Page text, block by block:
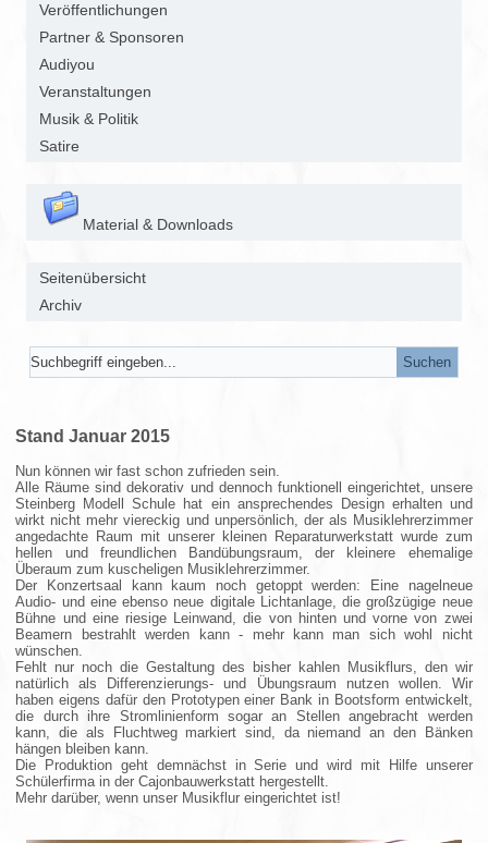
Veröffentlichungen
Partner & Sponsoren
Audiyou
Veranstaltungen
Musik & Politik
Satire
Material & Downloads
Seitenübersicht
Archiv
Stand Januar 2015
Nun können wir fast schon zufrieden sein.
Alle Räume sind dekorativ und dennoch funktionell eingerichtet, unsere
Steinberg Modell Schule hat ein ansprechendes Design erhalten und
wirkt nicht mehr viereckig und unpersönlich, der als Musiklehrerzimmer
angedachte Raum mit unserer kleinen Reparaturwerkstatt wurde zum
hellen und freundlichen Bandübungsraum, der kleinere ehemalige
Überaum zum kuscheligen Musiklehrerzimmer.
Der Konzertsaal kann kaum noch getoppt werden: Eine nagelneue
Audio- und eine ebenso neue digitale Lichtanlage, die großzügige neue
Bühne und eine riesige Leinwand, die von hinten und vorne von zwei
Beamern bestrahlt werden kann - mehr kann man sich wohl nicht
wünschen.
Fehlt nur noch die Gestaltung des bisher kahlen Musikflurs, den wir
natürlich als Differenzierungs- und Übungsraum nutzen wollen. Wir
haben eigens dafür den Prototypen einer Bank in Bootsform entwickelt,
die durch ihre Stromlinienform sogar an Stellen angebracht werden
kann, die als Fluchtweg markiert sind, da niemand an den Bänken
hängen bleiben kann.
Die Produktion geht demnächst in Serie und wird mit Hilfe unserer
Schülerfirma in der Cajonbauwerkstatt hergestellt.
Mehr darüber, wenn unser Musikflur eingerichtet ist!